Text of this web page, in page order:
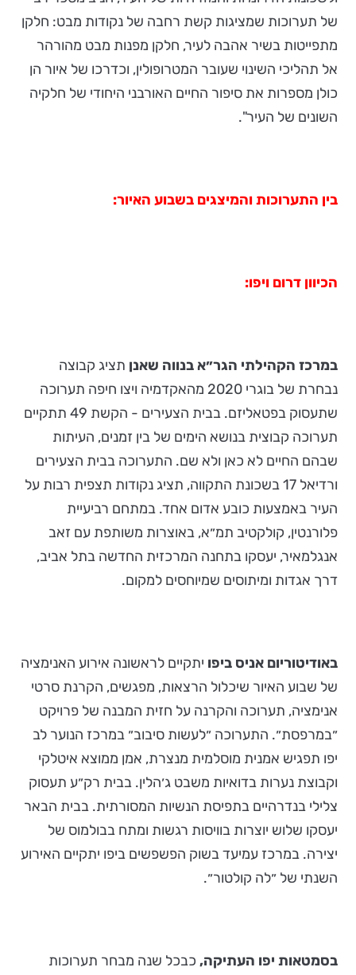
של תערוכות שמציגות קשת רחבה של נקודות מבט: חלקן
מתפייטות בשיר אהבה לעיר, חלקן מפנות מבט מהורהר
אל תהליכי השינוי שעובר המטרופולין, וכדרכו של איור הן
כולן מספרות את סיפור החיים האורבני היחודי של חלקיה
השונים של העיר".
בין התערוכות והמיצגים בשבוע האיור:
הכיוון דרום ויפו:
במרכז הקהילתי הגר״א בנווה שאנן תציג קבוצה
נבחרת של בוגרי 2020 מהאקדמיה ויצו חיפה תערוכה
שתעסוק בפטאליזם. בבית הצעירים - הקשת 49 תתקיים
תערוכה קבוצית בנושא הימים של בין זמנים, העיתות
שבהם החיים לא כאן ולא שם. התערוכה בבית הצעירים
ורדיאל 17 בשכונת התקווה, תציג נקודות תצפית רבות על
העיר באמצעות כובע אדום אחד. במתחם רביעיית
פלורנטין, קולקטיב תמ״א, באוצרות משותפת עם זאב
אנגלמאיר, יעסקו בתחנה המרכזית החדשה בתל אביב,
דרך אגדות ומיתוסים שמיוחסים למקום.
באודיטוריום אניס ביפו יתקיים לראשונה אירוע האנימציה
של שבוע האיור שיכלול הרצאות, מפגשים, הקרנת סרטי
אנימציה, תערוכה והקרנה על חזית המבנה של פרויקט
״במרפסת״. התערוכה ״לעשות סיבוב״ במרכז הנוער לב
יפו תפגיש אמנית מוסלמית מנצרת, אמן ממוצא איטלקי
וקבוצת נערות בדואיות משבט ג׳הלין. בבית רק״ע תעסוק
צלילי בנדרהיים בתפיסת הנשיות המסורתית. בבית הבאר
יעסקו שלוש יוצרות בוויסות רגשות ומתח בבולמוס של
יצירה. במרכז עמיעד בשוק הפשפשים ביפו יתקיים האירוע
השנתי של ״לה קולטור״.
בסמטאות יפו העתיקה, כבכל שנה מבחר תערוכות